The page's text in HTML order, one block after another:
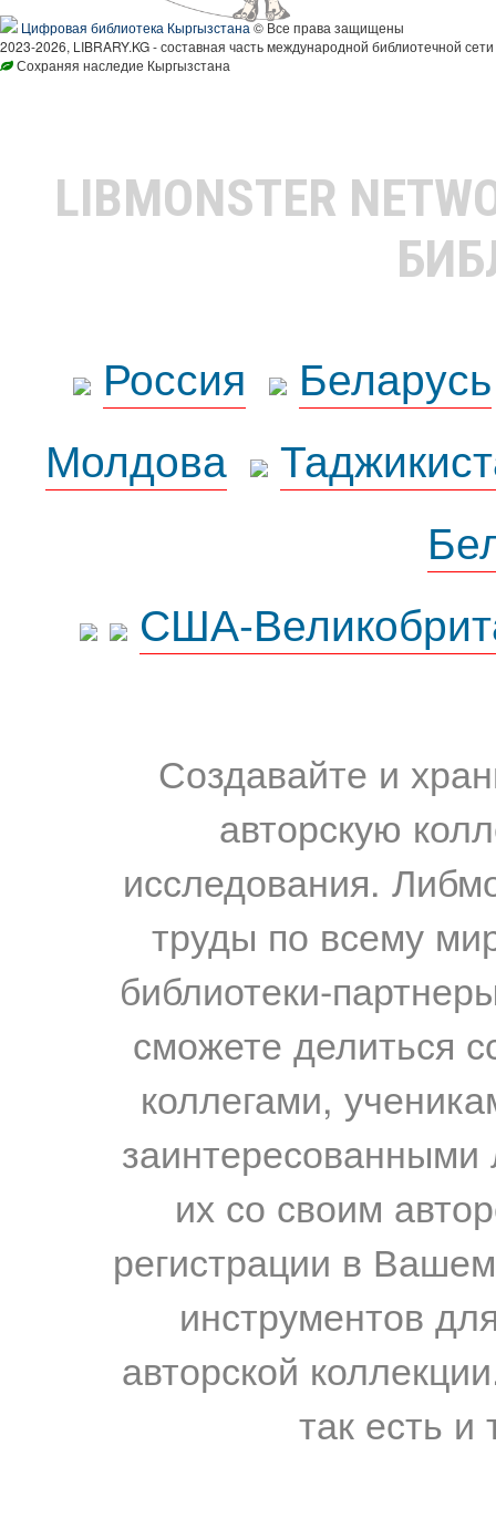
Цифровая библиотека Кыргызстана© Все права защищены
2023-2026, LIBRARY.KG - составная часть международной библиотечной
Сохраняя наследие Кыргызстана
LIBMONSTER
Россия
Беларусь
Молдова
США-
Создавайте и
авторскую
исследования.
труды по всему
библиотеки-
сможете делиться
коллегами,
их со своим
регистрации в
инструментов
авторской
так есть и